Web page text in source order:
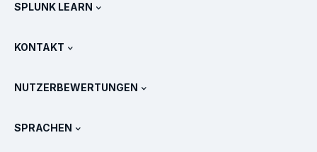
Splunk Protects
SURGe
Preise
Alle Produkte anzeigen
Schulung & Zertifizierung
Splunk Store
SPLUNK LEARN
OpenTelemetry: Eine Einführung
Metriken für das SOC
KONTAKT
NUTZERBEWERTUNGEN
SPRACHEN